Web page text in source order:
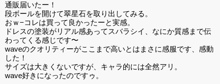
通販届いたー！
段ボールを開けて翠星石を取り出してみる。
おｗ−コレは買って良かったーと実感。
ドレスの塗装がリアル感あってスバラシイ、なにか質感まで伝
わってくる感じです〜
waveのクオリティーがここまで高いとはまさに感服です、感動
した！
サイズは大きくないですが、キャラ的には全然アリ。
wave好きになったのですゥ。